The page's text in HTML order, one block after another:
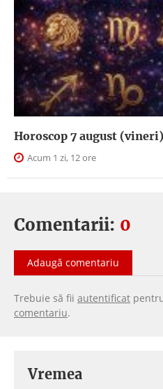
Horoscop 7 august (vineri)
Acum 1 zi, 12 ore
Comentarii: 0
Adaugă comentariu
Trebuie să fii autentificat
comentariu.
Vremea